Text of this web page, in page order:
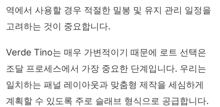
역에서 사용할 경우 적절한 밀봉 및 유지 관리 일정을
고려하는 것이 중요합니다.
Verde Tino는 매우 가변적이기 때문에 로트 선택은
조달 프로세스에서 가장 중요한 단계입니다. 우리는
일치하는 패널 레이아웃과 맞춤형 제작을 세심하게
계획할 수 있도록 주로 슬래브 형식으로 공급합니다.